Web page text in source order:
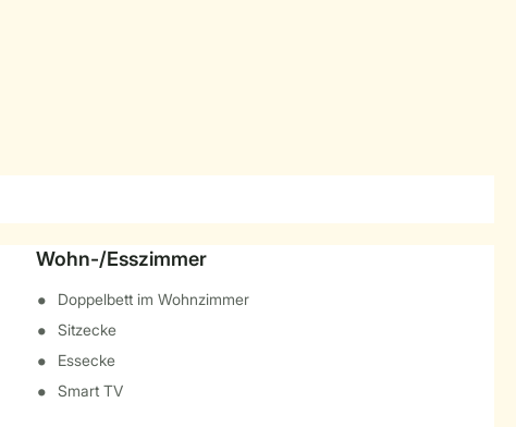
Wohn-/Esszimmer
Doppelbett im Wohnzimmer
Sitzecke
Essecke
Smart TV